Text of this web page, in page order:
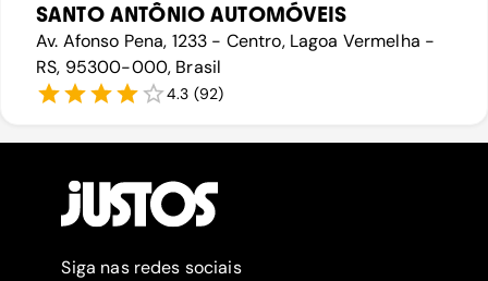
SANTO ANTÔNIO AUTOMÓVEIS
Av. Afonso Pena, 1233 - Centro, Lagoa Vermelha -
RS, 95300-000, Brasil
4.3 (92)
Siga nas redes sociais